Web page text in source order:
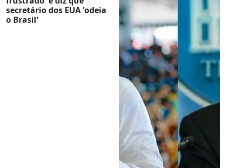
secretário dos EUA 'odeia
o Brasil'